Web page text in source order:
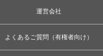
運営会社
よくあるご質問（有権者向け）